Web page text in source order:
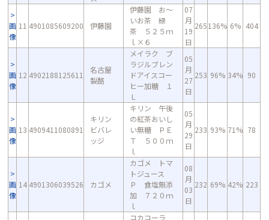
画
像
11 4901085609200 伊藤園
伊藤園 お～
いお茶 緑
茶 ５２５ｍ
ｌ×６
07
月
19
日
265136% 6% 404
画
像
12 4902188125611
名古屋
製酪
メイラク ブ
ラジルブレン
ドアイスコー
ヒー加糖 １
Ｌ
05
月
27
日
253 96% 34% 90
画
像
13 4909411080891
キリン
ビバレ
ッジ
キリン 午後
の紅茶おいし
い無糖 ＰＥ
Ｔ ５００ｍ
ｌ
05
月
29
日
233 93% 71% 78
画
像
14 4901306039526 カゴメ
カゴメ トマ
トジュース
Ｐ 食塩無添
加 ７２０ｍ
ｌ
08
月
03
日
232 69% 42% 223
コカコーラ